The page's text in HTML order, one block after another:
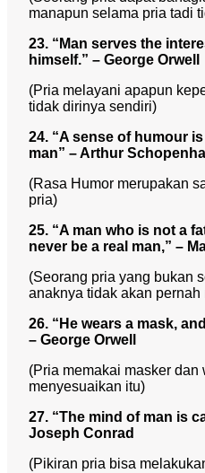
manapun selama pria tadi
23. “Man serves the
himself.” – George Orwell
(Pria melayani apapun
tidak dirinya sendiri)
24. “A sense of humour
man” – Arthur
(Rasa Humor merupakan
pria)
25. “A man who is not a
never be a real man,” –
(Seorang pria yang bukan
anaknya tidak akan
26. “He wears a mask,
– George Orwell
(Pria memakai masker dan
menyesuaikan itu)
27. “The mind of man is
Joseph Conrad
(Pikiran pria bisa